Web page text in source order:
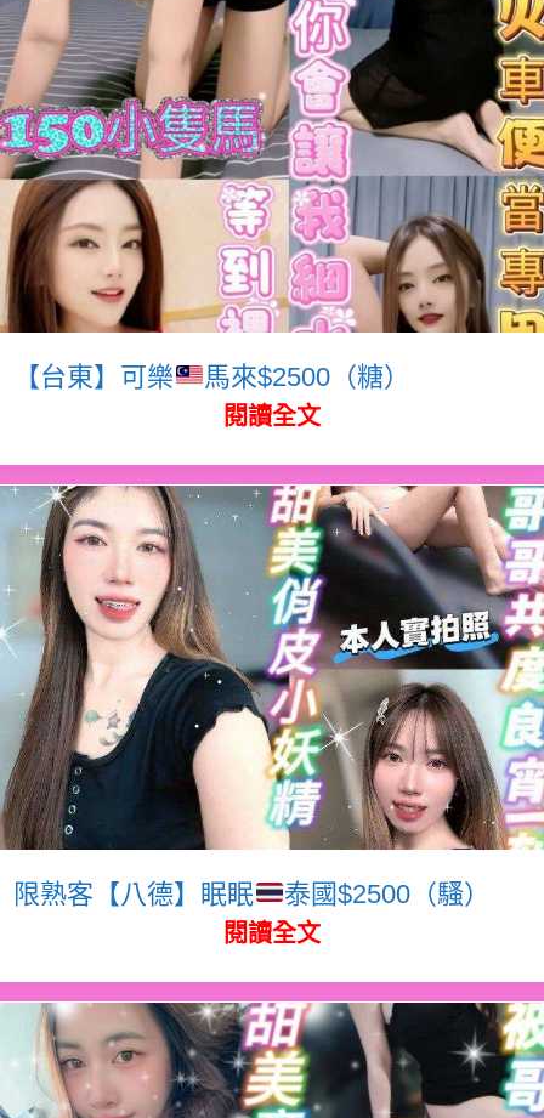
【台東】可樂 馬來$2500（糖）
閱讀全文
限熟客【八德】眠眠 泰國$2500（騷）
閱讀全文